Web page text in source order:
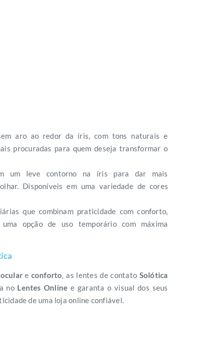
aro ao redor da íris, com tons naturais e
procuradas para quem deseja transformar o
um leve contorno na íris para dar mais
Disponíveis em uma variedade de cores
que combinam praticidade com conforto,
opção de uso temporário com máxima
e conforto , as lentes de contato Solótica
no Lentes Online e garanta o visual dos seus
de uma loja online confiável.